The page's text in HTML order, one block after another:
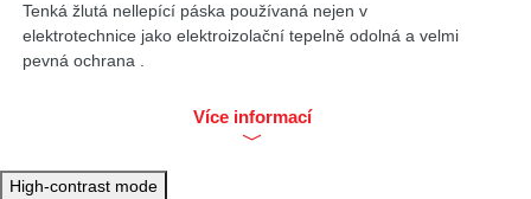
Tenká žlutá nellepící páska používaná nejen v
elektrotechnice jako elektroizolační tepelně odolná a velmi
pevná ochrana .
Kaptonová izolační páska je běžně používána ve výrobcích
spotřební elektroniky pro svou vysokou mechanickou
180°C a krátkodobou odolností až do 300°C.
Více informací
High-contrast mode